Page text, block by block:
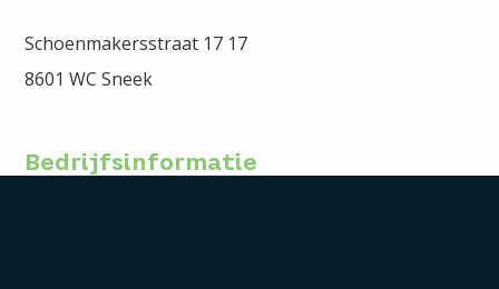
Schoenmakersstraat 17 17
8601 WC Sneek
Bedrijfsinformatie